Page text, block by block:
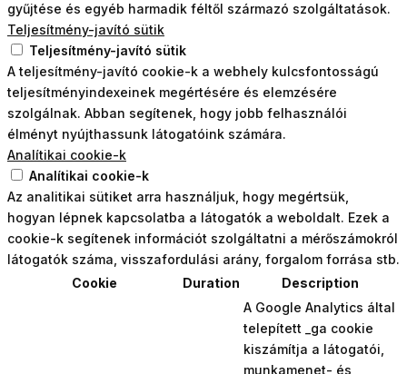
gyűjtése és egyéb harmadik féltől származó szolgáltatások.
Teljesítmény-javító sütik
Teljesítmény-javító sütik
A teljesítmény-javító cookie-k a webhely kulcsfontosságú
teljesítményindexeinek megértésére és elemzésére
szolgálnak. Abban segítenek, hogy jobb felhasználói
élményt nyújthassunk látogatóink számára.
Analítikai cookie-k
Analítikai cookie-k
Az analitikai sütiket arra használjuk, hogy megértsük,
hogyan lépnek kapcsolatba a látogatók a weboldalt. Ezek a
cookie-k segítenek információt szolgáltatni a mérőszámokról
látogatók száma, visszafordulási arány, forgalom forrása stb.
Cookie
Duration Description
A Google Analytics által
telepített _ga cookie
kiszámítja a látogatói,
munkamenet- és